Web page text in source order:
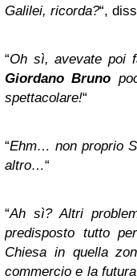
Galilei, ricorda?“,
“Oh sì, avevate poi
Giordano Bruno
spettacolare!“
“Ehm… non proprio
altro…“
“Ah sì? Altri
predisposto tutto
Chiesa in quella
commercio e la